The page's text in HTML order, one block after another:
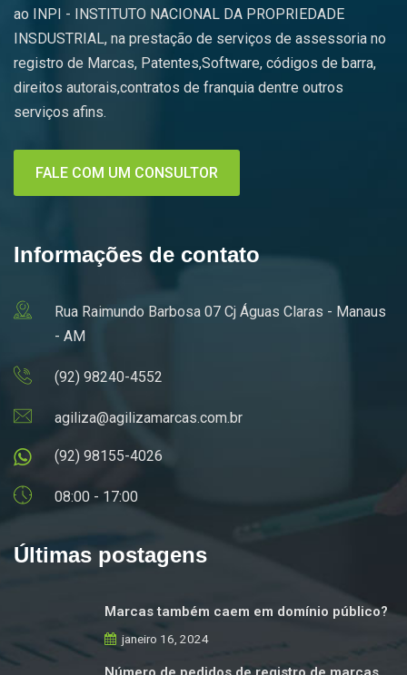
ao INPI - INSTITUTO NACIONAL DA PROPRIEDADE
INSDUSTRIAL, na prestação de serviços de assessoria no
registro de Marcas, Patentes,Software, códigos de barra,
direitos autorais,contratos de franquia dentre outros
serviços afins.
FALE COM UM CONSULTOR
Informações de contato
Rua Raimundo Barbosa 07 Cj Águas Claras - Manaus
- AM
(92) 98240-4552
agiliza@agilizamarcas.com.br
(92) 98155-4026
08:00 - 17:00
Últimas postagens
Marcas também caem em domínio público?
janeiro 16, 2024